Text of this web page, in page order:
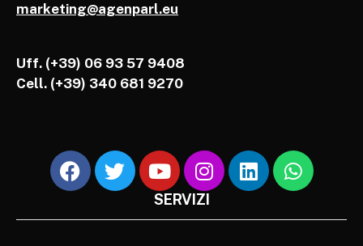
marketing@agenparl.eu
Uff. (+39) 06 93 57 9408
Cell. (+39) 340 681 9270
SERVIZI